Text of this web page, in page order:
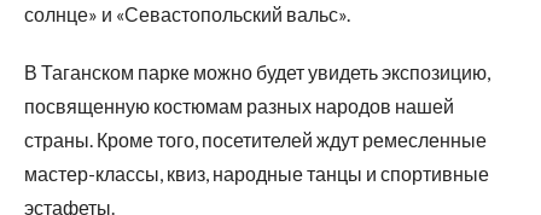
солнце» и «Севастопольский вальс».
В Таганском парке можно будет увидеть экспозицию,
посвященную костюмам разных народов нашей
страны. Кроме того, посетителей ждут ремесленные
мастер-классы, квиз, народные танцы и спортивные
эстафеты.